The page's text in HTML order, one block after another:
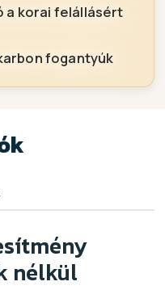
a korai felállásért
fogantyúk
nélkül